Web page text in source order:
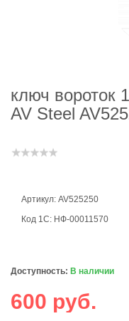
ключ вороток
AV Steel
Артикул: AV525250
Код 1С: НФ-00011570
Доступность: В наличии
600 руб.